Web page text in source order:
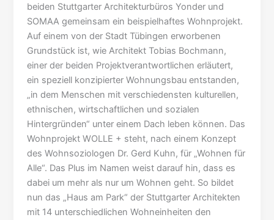
beiden Stuttgarter Architekturbüros Yonder und
SOMAA gemeinsam ein beispielhaftes Wohnprojekt.
Auf einem von der Stadt Tübingen erworbenen
Grundstück ist, wie Architekt Tobias Bochmann,
einer der beiden Projektverantwortlichen erläutert,
ein speziell konzipierter Wohnungsbau entstanden,
„in dem Menschen mit verschiedensten kulturellen,
ethnischen, wirtschaftlichen und sozialen
Hintergründen“ unter einem Dach leben können. Das
Wohnprojekt WOLLE + steht, nach einem Konzept
des Wohnsoziologen Dr. Gerd Kuhn, für „Wohnen für
Alle“. Das Plus im Namen weist darauf hin, dass es
dabei um mehr als nur um Wohnen geht. So bildet
nun das „Haus am Park“ der Stuttgarter Architekten
mit 14 unterschiedlichen Wohneinheiten den